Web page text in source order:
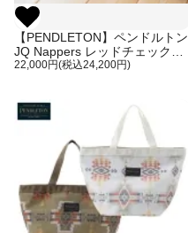
【PENDLETON】ペンドルトン
JQ Nappers レッドチェック
_RD / Red Ombre フラットタ
22,000円(税込24,200円)